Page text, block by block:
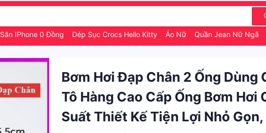
Săn IPhone 0 Đồng Dép Sục Crocs Hello Kitty Áo Nữ Quần Jean Nữ Ngắn
Bơm Hơi Đạp Chân 2 Ống Dùng
Tô Hàng Cao Cấp Ống Bơm
Suất Thiết Kế Tiện Lợi Nhỏ